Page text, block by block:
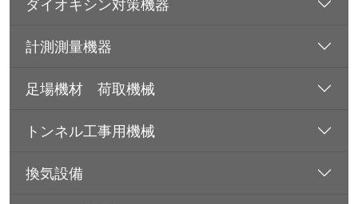
ダイオキシン対策機器
計測測量機器
足場機材 荷取機械
トンネル工事用機械
換気設備